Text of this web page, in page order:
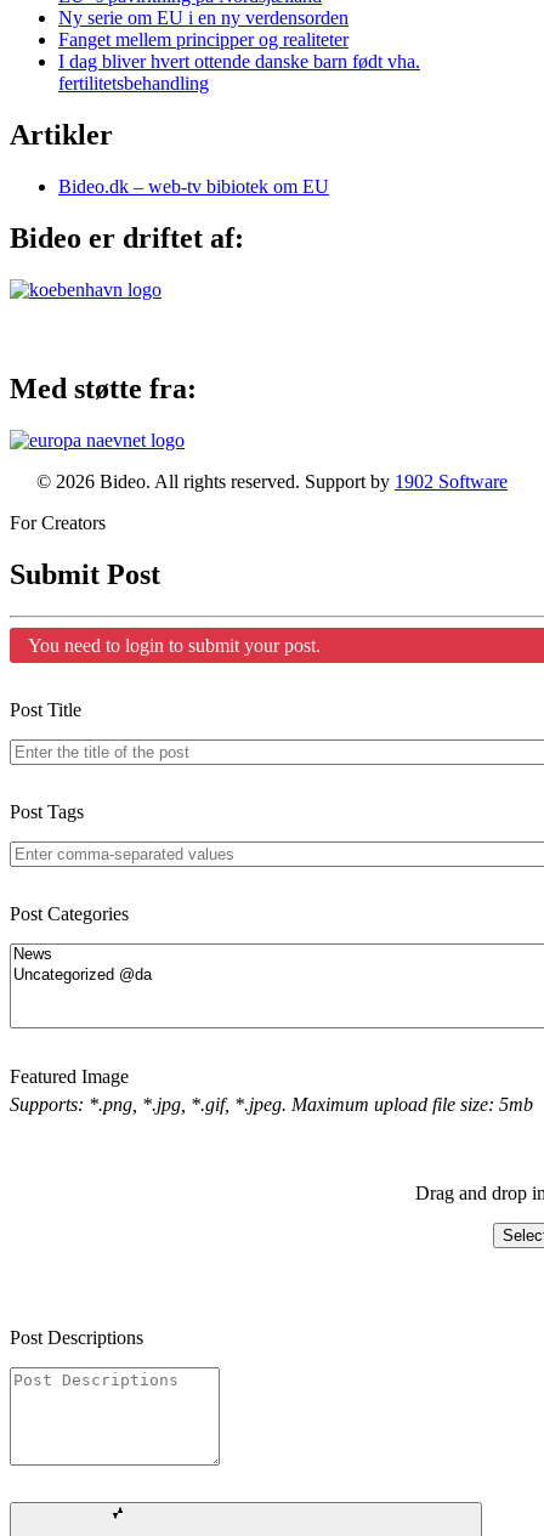
Ny serie om EU i en ny verdensorden
Fanget mellem principper og realiteter
I dag bliver hvert ottende danske barn født vha.
fertilitetsbehandling
Artikler
Bideo.dk – web-tv bibiotek om EU
Bideo er driftet af:
Med støtte fra:
© 2026 Bideo. All rights reserved. Support by 1902 Software
For Creators
Submit Post
You need to login to submit your post.
Post Title
Post Tags
Post Categories
Featured Image
Supports: *.png, *.jpg, *.gif, *.jpeg. Maximum upload file size: 5mb
Drag and drop
Post Descriptions